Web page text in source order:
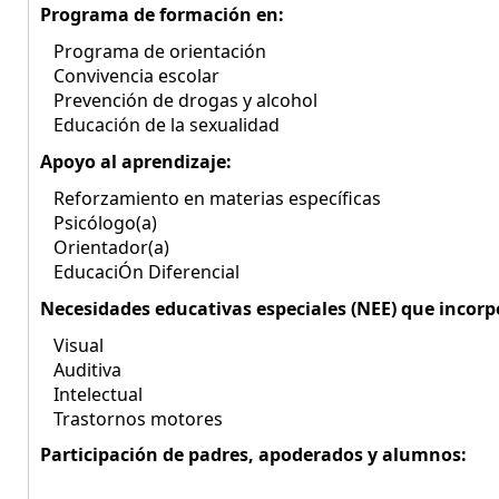
Programa de formación en:
Programa de orientación
Convivencia escolar
Prevención de drogas y alcohol
Educación de la sexualidad
Apoyo al aprendizaje:
Reforzamiento en materias específicas
Psicólogo(a)
Orientador(a)
EducaciÓn Diferencial
Necesidades educativas especiales (NEE) que
Visual
Auditiva
Intelectual
Trastornos motores
Participación de padres, apoderados y alumnos: